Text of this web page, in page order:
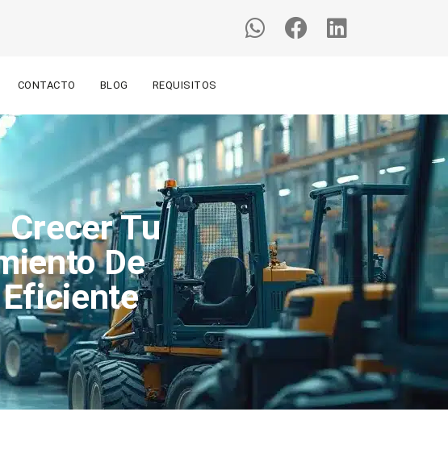
CONTACTO BLOG REQUISITOS
Tu
De